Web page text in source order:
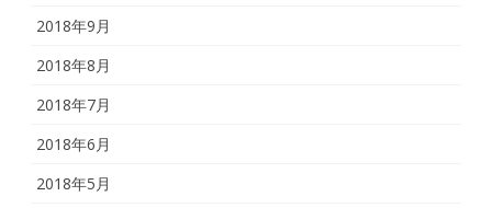
2018年9月
2018年8月
2018年7月
2018年6月
2018年5月